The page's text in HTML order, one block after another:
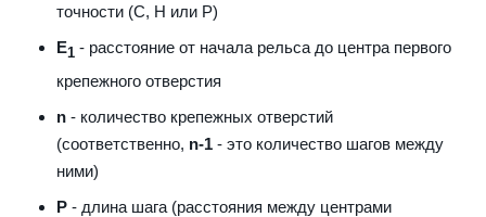
точности (С, H или Р)
E1 - расстояние от начала рельса до центра первого
крепежного отверстия
n - количество крепежных отверстий
(соответственно, n-1 - это количество шагов между
ними)
P - длина шага (расстояния между центрами